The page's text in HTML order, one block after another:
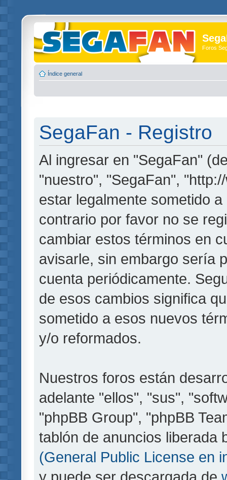
Foros
Índice general
SegaFan - Registro
Al ingresar en "SegaFan"
"nuestro", "SegaFan",
estar legalmente sometido
contrario por favor no se
cambiar estos términos en
avisarle, sin embargo sería
cuenta periódicamente.
de esos cambios significa
sometido a esos nuevos
y/o reformados.
Nuestros foros están
adelante "ellos", "sus",
"phpBB Group", "phpBB
tablón de anuncios liberada
(General Public License en